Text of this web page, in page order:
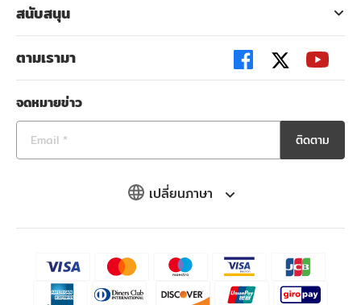
เปลี่ยนภาษา
สนับสนุน
ตามเรามา
จดหมายข่าว
ติดตาม